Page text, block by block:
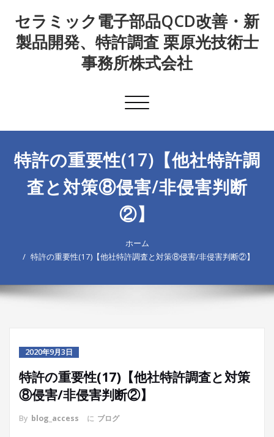
content
セラミック電子部品QCD改善・新
製品開発、特許調査 栗原光技術士
事務所株式会社
Toggle
特許の重要性(17)【他社特許調
査と対策⑧侵害/非侵害判断
②】
ホーム
特許の重要性(17)【他社特許調査と対策⑧侵害/非侵害判断②】
2020年9月3日
特許の重要性(17)【他社特許調査と対策
⑧侵害/非侵害判断②】
By blog_access に ブログ